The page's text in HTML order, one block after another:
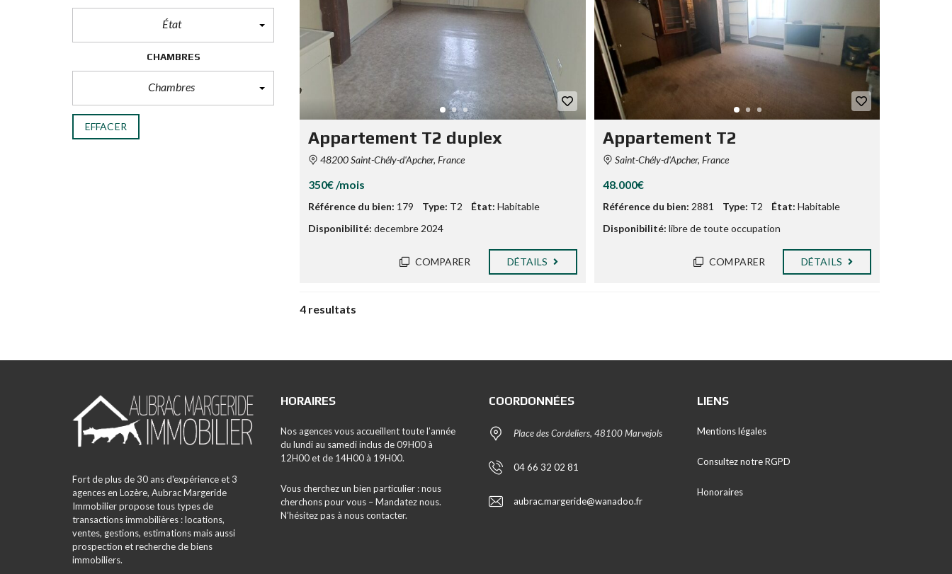
État
CHAMBRES
Chambres
EFFACER
Appartement T2 duplex
48200 Saint-Chély-d'Apcher, France
350€ /mois
Référence du bien: 179 Type: T2 État: Habitable
Disponibilité: decembre 2024
COMPARER DÉTAILS
Appartement T2
Saint-Chély-d'Apcher, France
48.000€
Référence du bien: 2881 Type: T2 État: Habitable
Disponibilité: libre de toute occupation
COMPARER DÉTAILS
4 resultats
Fort de plus de 30 ans d'expérience et 3
agences en Lozère, Aubrac Margeride
Immobilier propose tous types de
transactions immobilières : locations,
ventes, gestions, estimations mais aussi
prospection et recherche de biens
immobiliers.
HORAIRES
Nos agences vous accueillent toute l’année
du lundi au samedi inclus de 09H00 à
12H00 et de 14H00 à 19H00.
Vous cherchez un bien particulier : nous
cherchons pour vous – Mandatez nous.
N’hésitez pas à nous contacter.
COORDONNÉES
Place des Cordeliers, 48100 Marvejols
04 66 32 02 81
aubrac.margeride@wanadoo.fr
LIENS
Mentions légales
Consultez notre RGPD
Honoraires